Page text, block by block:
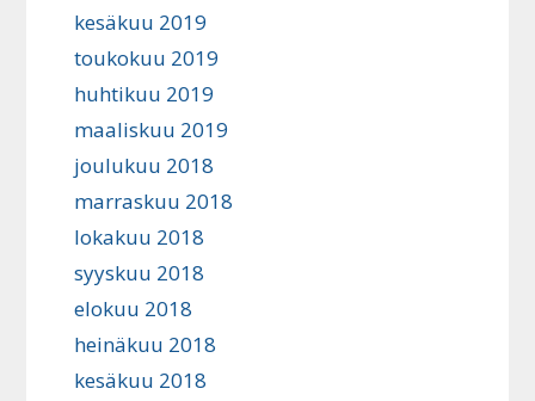
kesäkuu 2019
toukokuu 2019
huhtikuu 2019
maaliskuu 2019
joulukuu 2018
marraskuu 2018
lokakuu 2018
syyskuu 2018
elokuu 2018
heinäkuu 2018
kesäkuu 2018